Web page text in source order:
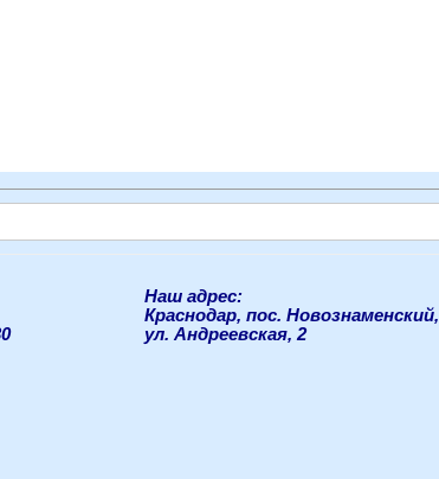
Наш адрес:
Краснодар, пос. Новознаменский,
ул. Андреевская, 2